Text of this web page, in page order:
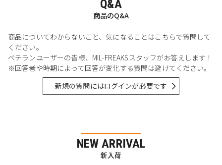
Q&A
商品のQ&A
商品についてわからないこと、気になることはこちらで質問して
ください。
ベテランユーザーの皆様、MIL-FREAKSスタッフがお答えします！
※回答者や時期によって回答が変化する質問は避けてください。
新規の質問にはログインが必要です
NEW ARRIVAL
新入荷